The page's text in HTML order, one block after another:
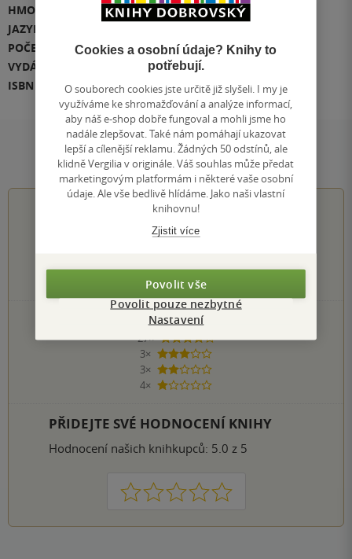
HMOTNOST
364 g
JAZYK
POČET STRAN
512
VYDÁNÍ
ISBN
978-0-00-820598-0
Hodnocení a recenze čtenářů
4.7z
hodnocení čtenářů
155×
5 hvězdiček
27×
4 hvězdičky
3×
3 hvězdičky
3×
2 hvězdičky
4×
1 hvezdička
PŘIDEJTE SVÉ HODNOCENÍ KNIHY
Hodnocení našich knihkupců: 5.0 z 5
1 2 3 4 5
Cookies a osobní údaje? Knihy to
potřebují.
O souborech cookies jste určitě již slyšeli. I my je
využíváme ke shromažďování a analýze informací,
aby náš e-shop dobře fungoval a mohli jsme ho
nadále zlepšovat. Také nám pomáhají ukazovat
lepší a cílenější reklamu. Žádných 50 odstínů, ale
klidně Vergilia v originále. Váš souhlas může předat
marketingovým platformám i některé vaše osobní
údaje. Ale vše bedlivě hlídáme. Jako naši vlastní
knihovnu!
Zjistit více
Povolit vše
Povolit pouze nezbytné
Nastavení